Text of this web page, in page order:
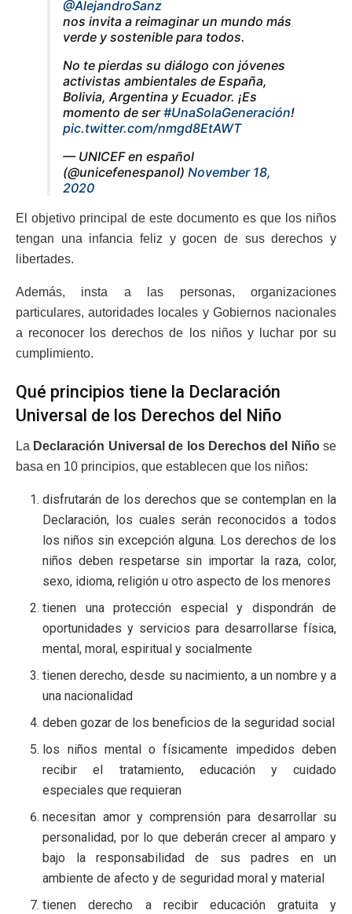
@AlejandroSanz
nos invita a reimaginar un mundo más
verde y sostenible para todos.
No te pierdas su diálogo con jóvenes
activistas ambientales de España,
Bolivia, Argentina y Ecuador. ¡Es
momento de ser#UnaSolaGeneración!
pic.twitter.com/nmgd8EtAWT
— UNICEF en español
(@unicefenespanol) November 18,
2020
El objetivo principal de este documento es que los niños
tengan una infancia feliz y gocen de sus derechos y
libertades.
Además, insta a las personas, organizaciones
particulares, autoridades locales y Gobiernos nacionales
a reconocer los derechos de los niños y luchar por su
cumplimiento.
Qué principios tiene la Declaración
Universal de los Derechos del Niño
La Declaración Universal de los Derechos del Niñose
basa en 10 principios, que establecen que los niños:
disfrutarán de los derechos que se contemplan en la
Declaración, los cuales serán reconocidos a todos
los niños sin excepción alguna. Los derechos de los
niños deben respetarse sin importar la raza, color,
sexo, idioma, religión u otro aspecto de los menores
tienen una protección especial y dispondrán de
oportunidades y servicios para desarrollarse física,
mental, moral, espiritual y socialmente
tienen derecho, desde su nacimiento, a un nombre y a
una nacionalidad
deben gozar de los beneficios de la seguridad social
los niños mental o físicamente impedidos deben
recibir el tratamiento, educación y cuidado
especiales que requieran
necesitan amor y comprensión para desarrollar su
personalidad, por lo que deberán crecer al amparo y
bajo la responsabilidad de sus padres en un
ambiente de afecto y de seguridad moral y material
tienen derecho a recibir educación gratuita y